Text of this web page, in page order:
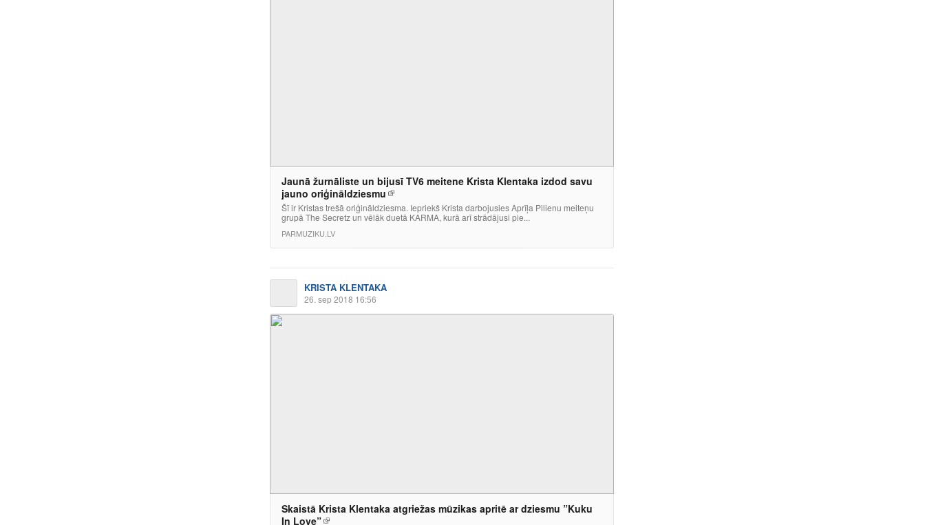
Jaunā žurnāliste un bijusī TV6 meitene Krista Klentaka izdod savu
jauno oriģināldziesmu
Šī ir Kristas trešā oriģināldziesma. Iepriekš Krista darbojusies Aprīļa Pilienu meiteņu
grupā The Secretz un vēlāk duetā KARMA, kurā arī strādājusi pie...
PARMUZIKU.LV
KRISTA KLENTAKA
26. sep 2018 16:56
Skaistā Krista Klentaka atgriežas mūzikas apritē ar dziesmu ”Kuku
In Love”